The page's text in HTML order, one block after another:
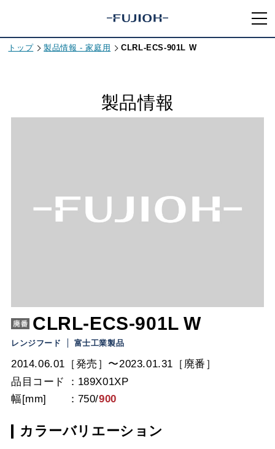
トップ 製品情報 - 家庭用 CLRL-ECS-901L W
製品情報
CLRL-ECS-901L W
レンジフード 富士工業製品
2014.06.01［発売］〜2023.01.31［廃番］
品目コード
189X01XP
幅[mm]
750/900
カラーバリエーション